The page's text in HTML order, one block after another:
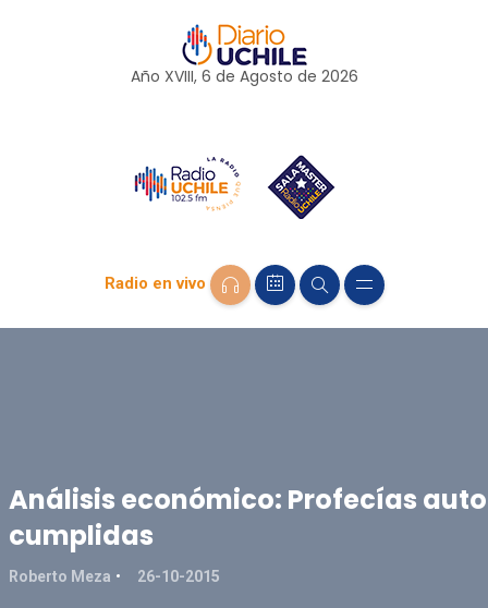
Año XVIII, 6 de Agosto de 2026
Radio en vivo
Análisis económico: Profecías auto
cumplidas
Roberto Meza 26-10-2015